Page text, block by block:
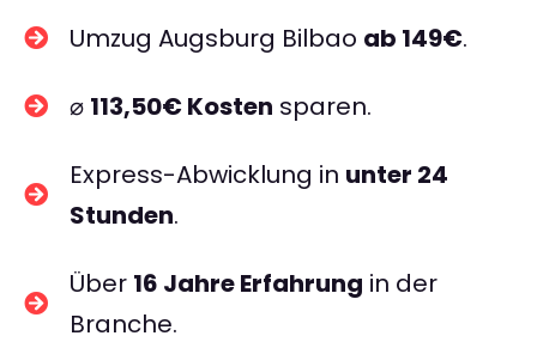
Umzug Augsburg Bilbao ab 149€.
⌀ 113,50€ Kosten sparen.
Express-Abwicklung in unter 24
Stunden.
Über 16 Jahre Erfahrung in der
Branche.